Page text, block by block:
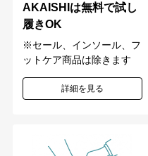
AKAISHIは無料で試し
履きOK
※セール、インソール、フ
ットケア商品は除きます
詳細を見る